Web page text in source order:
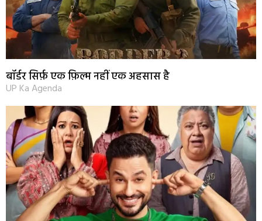
बॉर्डर सिर्फ़ एक फ़िल्म नहीं एक अहसास है
UP Ka Agenda